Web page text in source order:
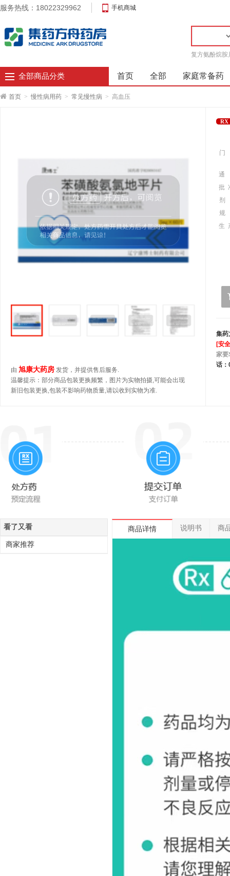
服务热线：18022329962 手机商城
复方氨酚烷胺
全部商品分类 首页 全部 家庭常备药
首页 > 慢性病用药 > 常见慢性病 > 高血压
由 旭康大药房 发货，并提供售后服务.
温馨提示：部分商品包装更换频繁，图片为实物拍摄,可能会出现
新旧包装更换,包装不影响药物质量,请以收到实物为准.
RX
门
通
批
生
集药
[安
家要
话
商品详情 说明书 商
看了又看
商家推荐